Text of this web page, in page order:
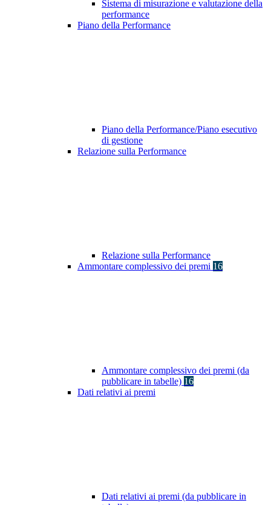
Sistema di misurazione e valutazione della
performance
Piano della Performance
Piano della Performance/Piano esecutivo
di gestione
Relazione sulla Performance
Relazione sulla Performance
Ammontare complessivo dei premi 16
Ammontare complessivo dei premi (da
pubblicare in tabelle) 16
Dati relativi ai premi
Dati relativi ai premi (da pubblicare in